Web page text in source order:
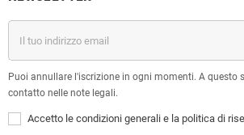
Puoi annullare l'iscrizione in ogni momenti. A questo
contatto nelle note legali.
Accetto le condizioni generali e la politica di